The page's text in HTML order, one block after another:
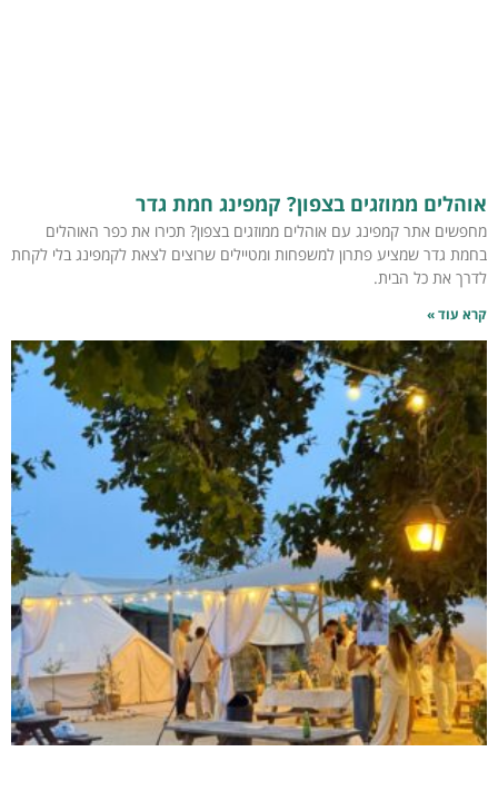
אוהלים ממוזגים בצפון? קמפינג חמת גדר
מחפשים אתר קמפינג עם אוהלים ממוזגים בצפון? תכירו את כפר האוהלים
בחמת גדר שמציע פתרון למשפחות ומטיילים שרוצים לצאת לקמפינג בלי לקחת
לדרך את כל הבית.
קרא עוד »